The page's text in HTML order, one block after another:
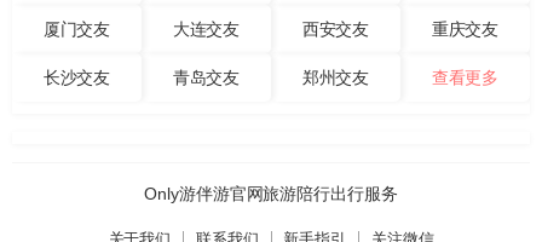
厦门交友 大连交友 西安交友 重庆交友
长沙交友 青岛交友 郑州交友 查看更多
Only游伴游官网旅游陪行出行服务